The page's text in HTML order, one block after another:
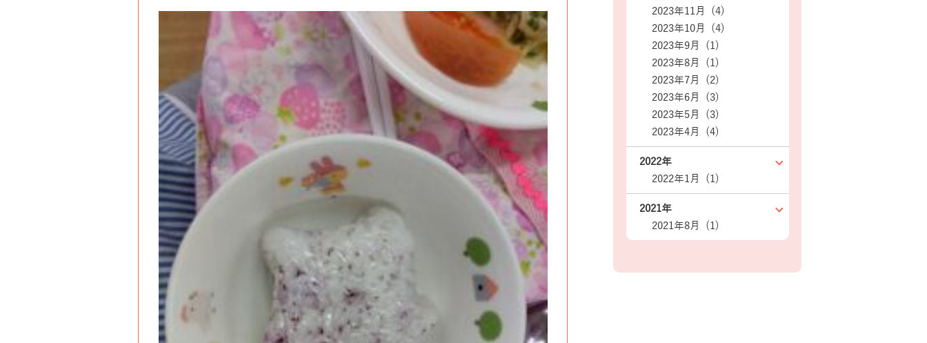
2023年11月 (4)
2023年10月 (4)
2023年9月 (1)
2023年8月 (1)
2023年7月 (2)
2023年6月 (3)
2023年5月 (3)
2023年4月 (4)
2022年
2022年1月 (1)
2021年
2021年8月 (1)